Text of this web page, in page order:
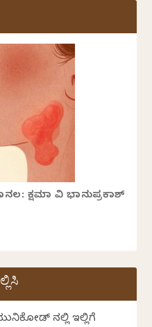
ಕ್ಷಮಾ ವಿ ಭಾನುಪ್ರಕಾಶ್
ನಲ್ಲಿ ಇಲ್ಲಿಗೆ